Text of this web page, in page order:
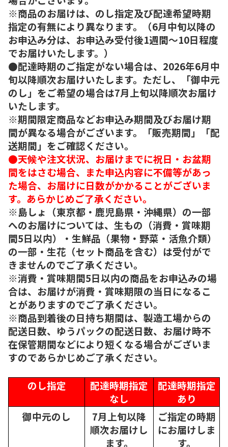
※商品のお届けは、のし指定及び配達希望時期
指定の有無により異なります。（6月中旬以降の
お申込み分は、お申込み受付後1週間～10日程度
でお届けいたします。）
●配達時期のご指定がない場合は、2026年6月中
旬以降順次お届けいたします。ただし、「御中元
のし」をご希望の場合は7月上旬以降順次お届け
いたします。
※期間限定商品などお申込み期間及びお届け期
間が異なる場合がございます。「販売期間」「配
送期間」をご確認ください。
●天候や注文状況、お届けまでに祝日・お盆期
間をはさむ場合、また申込内容に不備等があっ
た場合、お届けに日数がかかることがございま
す。あらかじめご了承ください。
※島しょ（東京都・鹿児島県・沖縄県）の一部
へのお届けについては、生もの（消費・賞味期
間5日以内）・生鮮品（果物・野菜・活魚介類）
の一部・生花（セット商品を含む）は受付がで
きませんのでご了承ください。
※消費・賞味期間5日以内の商品をお申込みの場
合は、お届けが消費・賞味期限の当日になるこ
とがありますのでご了承ください。
※商品到着後の日持ち期間は、製造工場からの
配送日数、ゆうパックの配送日数、お届け時不
在保管期間などにより短くなる場合がございま
すのであらかじめご了承ください。
のし指定
配達時期指定
なし
配達時期指定
あり
御中元のし
7月上旬以降
順次お届けし
ます。
ご指定の時期
にお届けしま
す。